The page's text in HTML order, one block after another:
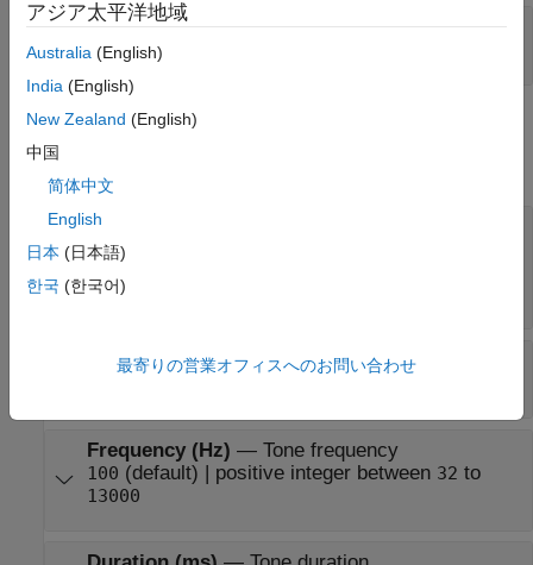
Vol—Tone volume
integer
Parameters
Input mode
tone
only
Volume (0 - 100)—Tone volume
Frequency (Hz) — Tone frequency
100 (default) | positive integer between 32 to
13000
アジア太平洋地域
Australia (English)
India (English)
New Zealand (English)
中国
简体中文
English
日本 (日本語)
한국 (한국어)
最寄りの営業オフィスへのお問い合わせ